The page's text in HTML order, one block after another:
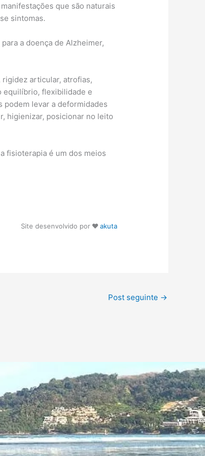
que são naturais
sintomas.
a doença de Alzheimer,
articular, atrofias,
equilíbrio, flexibilidade e
podem levar a deformidades
higienizar, posicionar no leito
fisioterapia é um dos meios
Site desenvolvido por♥akuta
Post seguinte →